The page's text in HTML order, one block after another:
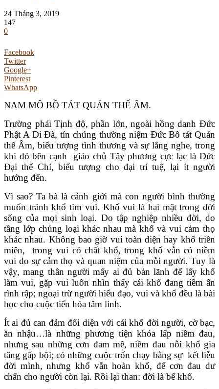
24 Tháng 3, 2019
147
0
Facebook
Twitter
Google+
Pinterest
WhatsApp
NAM MÔ BỒ TÁT QUÁN THẾ ÂM.
Trường phái Tịnh độ, phần lớn, ngoài hồng danh Đức
Phật A Di Đà, tín chúng thường niệm Đức Bồ tát Quán
thế Âm, biểu tượng tình thương và sự lắng nghe, trong
khi đó bên cạnh giáo chủ Tây phương cực lạc là Đức
Đại thế Chí, biểu tượng cho đại trí tuệ, lại ít người
hướng đến.
Vì sao? Ta bà là cảnh giới mà con người bình thường
muốn tránh khổ tìm vui. Khổ vui là hai mặt trong đời
sống của mọi sinh loại. Do tập nghiệp nhiều đời, do
tầng lớp chủng loại khác nhau mà khổ và vui cảm thọ
khác nhau. Không bao giờ vui toàn diện hay khổ triền
miên, trong vui có chất khổ, trong khổ vẫn có niềm
vui do sự cảm thọ và quan niệm của mỗi người. Tuy là
vậy, mang thân người mấy ai đủ bản lãnh để lấy khổ
làm vui, gặp vui luôn nhìn thấy cái khổ đang tiềm ẩn
rình rập; ngoại trừ người hiểu đạo, vui và khổ đều là bài
học cho cuộc tiến hóa tâm linh.
Ít ai đủ can đảm đối diện với cái khổ đời người, cờ bạc,
ăn nhậu…là những phương tiện khỏa lấp niềm đau,
nhưng sau những cơn đam mê, niềm đau nỗi khổ gia
tăng gấp bội; có những cuộc trốn chạy bằng sự kết liễu
đời mình, nhưng khổ vẫn hoàn khổ, để cơn đau dư
chấn cho người còn lại. Rồi lại than: đời là bể khổ.